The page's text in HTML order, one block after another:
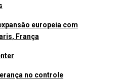
europeia com
França
no controle